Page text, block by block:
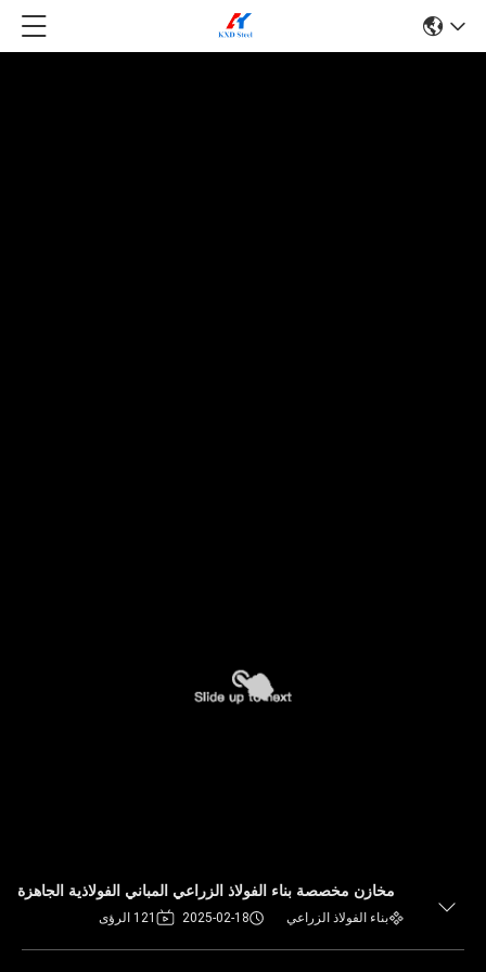
مخازن مخصصة بناء الفولاذ الزراعي المباني الفولاذية الجاهزة
بناء الفولاذ الزراعي 2025-02-18 121 الرؤى